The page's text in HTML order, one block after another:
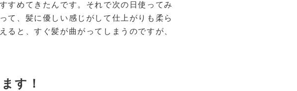
すめてきたんです。それで次の日使ってみ
て、髪に優しい感じがして仕上がりも柔ら
ると、すぐ髪が曲がってしまうのですが、
す！